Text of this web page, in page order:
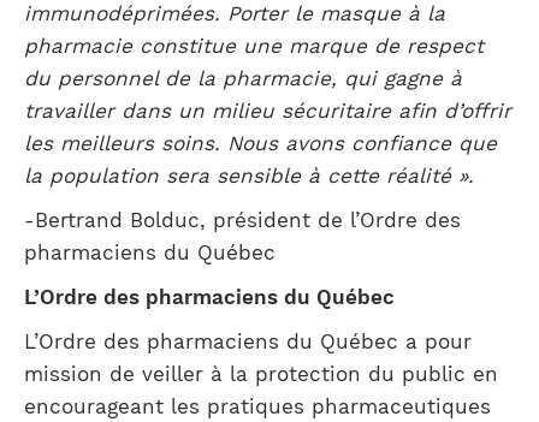
immunodéprimées. Porter le masque à la
pharmacie constitue une marque de respect
du personnel de la pharmacie, qui gagne à
travailler dans un milieu sécuritaire afin d’offrir
les meilleurs soins. Nous avons confiance que
la population sera sensible à cette réalité ».
-Bertrand Bolduc, président de l’Ordre des
pharmaciens du Québec
L’Ordre des pharmaciens du Québec
L’Ordre des pharmaciens du Québec a pour
mission de veiller à la protection du public en
encourageant les pratiques pharmaceutiques